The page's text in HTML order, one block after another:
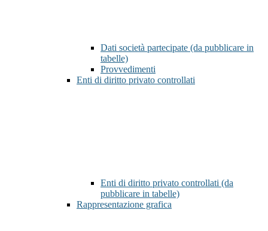
Dati società partecipate (da pubblicare in
tabelle)
Provvedimenti
Enti di diritto privato controllati
Enti di diritto privato controllati (da
pubblicare in tabelle)
Rappresentazione grafica